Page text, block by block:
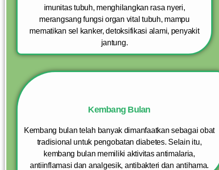
imunitas tubuh, menghilangkan rasa nyeri,
merangsang fungsi organ vital tubuh, mampu
mematikan sel kanker, detoksifikasi alami, penyakit
jantung.
Kembang Bulan
Kembang bulan telah banyak dimanfaatkan sebagai obat
tradisional untuk pengobatan diabetes. Selain itu,
kembang bulan memiliki aktivitas antimalaria,
antiinflamasi dan analgesik, antibakteri dan antihama.